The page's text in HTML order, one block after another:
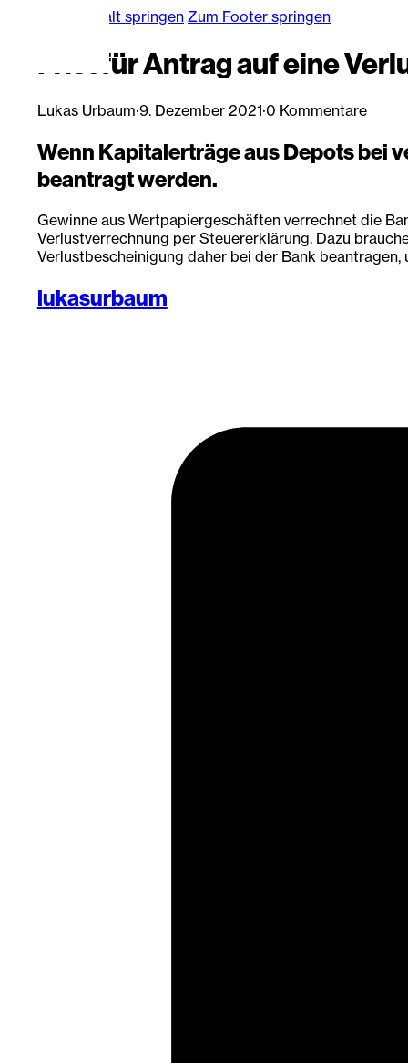
Zum Hauptinhalt springen Zum Footer springen
Frist für Antrag auf eine
Lukas Urbaum·9. Dezember 2021·0 Kommentare
Wenn Kapitalerträge aus Depots bei
beantragt werden.
Gewinne aus Wertpapiergeschäften verrechnet die
Verlustverrechnung per Steuererklärung. Dazu
Verlustbescheinigung daher bei der Bank
lukasurbaum